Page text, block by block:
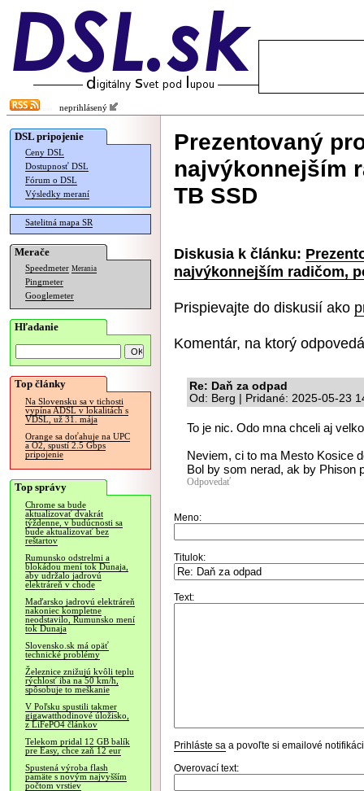
neprihlásený
DSL pripojenie
Ceny DSL
Dostupnosť DSL
Fórum o DSL
Výsledky meraní
Satelitná mapa SR
Merače
Speedmeter Merania
Pingmeter
Googlemeter
Hľadanie
Top články
Na Slovensku sa v tichosti
vypína ADSL v lokalitách s
VDSL, už 31. mája
Orange sa doťahuje na UPC
a O2, spustí 2.5 Gbps
pripojenie
Top správy
Chrome sa bude
aktualizovať dvakrát
týždenne, v budúcnosti sa
bude aktualizovať bez
reštartov
Rumunsko odstrelmi a
blokádou mení tok Dunaja,
aby udržalo jadrovú
elektráreň v chode
Maďarsko jadrovú elektráreň
nakoniec kompletne
neodstavilo, Rumunsko mení
tok Dunaja
Slovensko.sk má opäť
technické problémy
Železnice znižujú kvôli teplu
rýchlosť iba na 50 km/h,
spôsobuje to meškanie
V Poľsku spustili takmer
gigawatthodinové úložisko,
z LiFePO4 článkov
Telekom pridal 12 GB balík
pre Easy, chce zaň 12 eur
Spustená výroba flash
pamäte s novým najvyšším
počtom vrstiev
Prezentovaný
najvýkonnejším
TB SSD
Diskusia k článku:
najvýkonnejším radičom,
Prispievajte do diskusií ako
Komentár, na ktorý
Re: Daň za odpad
Od: Berg | Pridané: 2025-05-23
To je nic. Odo mna chceli aj
Neviem, ci to ma Mesto Kosice
Bol by som nerad, ak by Phison
Odpovedať
Meno:
Titulok:
Text:
Prihláste sa a povoľte si emailové
Overovací text: